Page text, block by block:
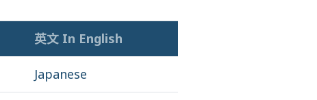
英文 In English
Japanese